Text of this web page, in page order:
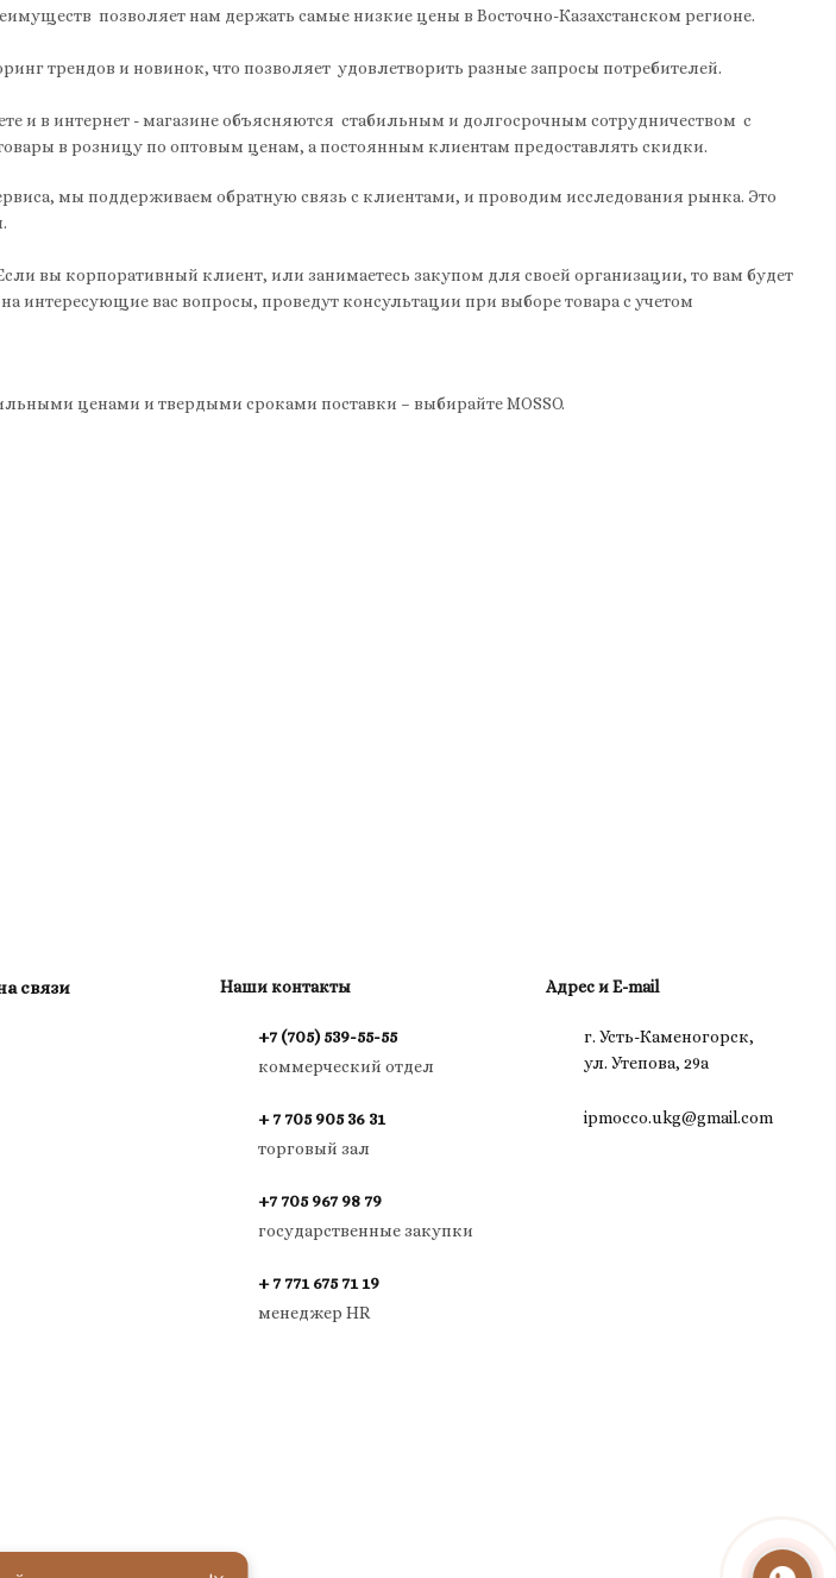
позволяет нам держать самые низкие цены в Восточно-Казахстанском регионе.
трендов и новинок, что позволяет удовлетворить разные запросы потребителей.
и в интернет - магазине объясняются стабильным и долгосрочным сотрудничеством с
в розницу по оптовым ценам, а постоянным клиентам предоставлять скидки.
мы поддерживаем обратную связь с клиентами, и проводим исследования рынка. Это
вы корпоративный клиент, или занимаетесь закупом для своей организации, то вам будет
интересующие вас вопросы, проведут консультации при выборе товара с учетом
ценами и твердыми сроками поставки – выбирайте MOSSO.
связи Наши контакты
+7 (705) 539-55-55
коммерческий отдел
+ 7 705 905 36 31
торговый зал
+7 705 967 98 79
государственные закупки
+ 7 771 675 71 19
менеджер HR
Адрес и E-mail
г. Усть-Каменогорск,
ул. Утепова, 29а
ipmocco.ukg@gmail.com